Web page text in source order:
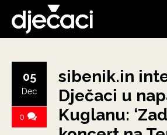
sibenik.in
Dječaci u
Kuglanu:
05
Dec
0